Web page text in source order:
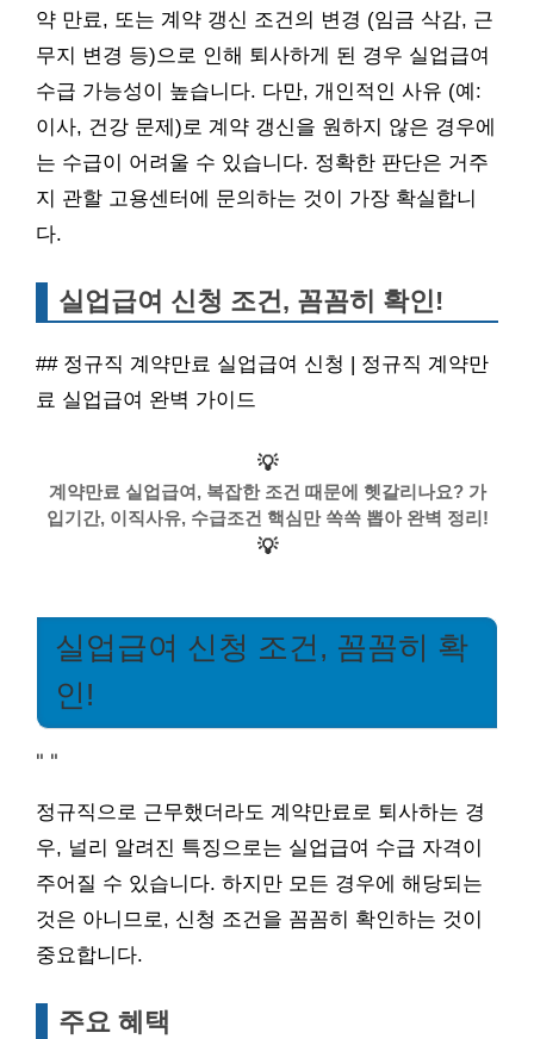
약 만료, 또는 계약 갱신 조건의 변경 (임금 삭감, 근
무지 변경 등)으로 인해 퇴사하게 된 경우 실업급여
수급 가능성이 높습니다. 다만, 개인적인 사유 (예:
이사, 건강 문제)로 계약 갱신을 원하지 않은 경우에
는 수급이 어려울 수 있습니다. 정확한 판단은 거주
지 관할 고용센터에 문의하는 것이 가장 확실합니
다.
실업급여 신청 조건, 꼼꼼히 확인!
## 정규직 계약만료 실업급여 신청 | 정규직 계약만
료 실업급여 완벽 가이드
💡
계약만료 실업급여, 복잡한 조건 때문에 헷갈리나요? 가
입기간, 이직사유, 수급조건 핵심만 쏙쏙 뽑아 완벽 정리!
💡
실업급여 신청 조건, 꼼꼼히 확
인!
" "
정규직으로 근무했더라도 계약만료로 퇴사하는 경
우, 널리 알려진 특징으로는 실업급여 수급 자격이
주어질 수 있습니다. 하지만 모든 경우에 해당되는
것은 아니므로, 신청 조건을 꼼꼼히 확인하는 것이
중요합니다.
주요 혜택